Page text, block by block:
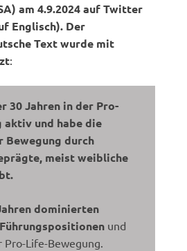
am 4.9.2024 auf Twitter
Englisch). Der
Text wurde mit
:
30 Jahren in der Pro-
aktiv und habe die
Bewegung durch
meist weibliche
dominierten
und
Pro-Life-Bewegung.